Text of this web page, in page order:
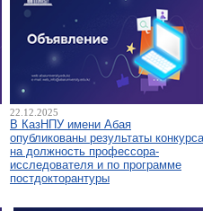
22.12.2025
В КазНПУ имени Абая
опубликованы результаты конкурса
на должность профессора-
исследователя и по программе
постдокторантуры